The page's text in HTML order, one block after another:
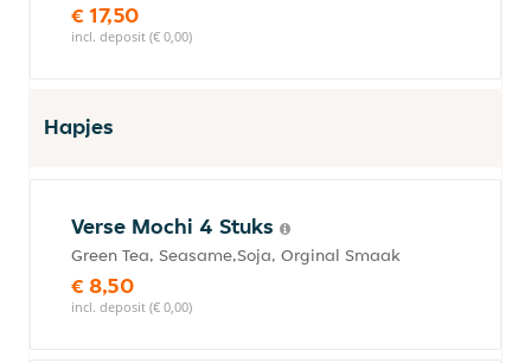
€ 17,50
incl. deposit (€ 0,00)
Hapjes
Verse Mochi 4 Stuks
Green Tea, Seasame,Soja, Orginal Smaak
€ 8,50
incl. deposit (€ 0,00)